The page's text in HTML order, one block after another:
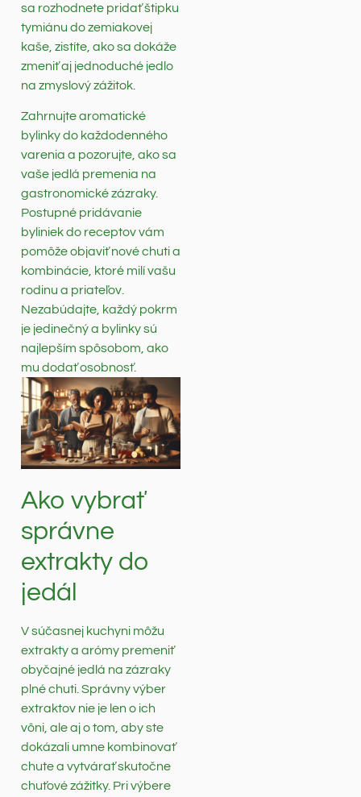
sa rozhodnete pridať štipku
tymiánu do zemiakovej
kaše, zistíte, ako sa dokáže
zmeniť aj jednoduché jedlo
na zmyslový zážitok.
Zahrnujte aromatické
bylinky do každodenného
varenia a pozorujte, ako sa
vaše jedlá premenia na
gastronomické zázraky.
Postupné pridávanie
byliniek do receptov vám
pomôže objaviť nové chuti a
kombinácie, ktoré milí vašu
rodinu a priateľov.
Nezabúdajte, každý pokrm
je jedinečný a bylinky sú
najlepším spôsobom, ako
mu dodať osobnosť.
Ako vybrať
správne
extrakty do
jedál
V súčasnej kuchyni môžu
extrakty a arómy premeniť
obyčajné jedlá na zázraky
plné chuti. Správny výber
extraktov nie je len o ich
vôni, ale aj o tom, aby ste
dokázali umne kombinovať
chute a vytvárať skutočne
chuťové zážitky. Pri výbere